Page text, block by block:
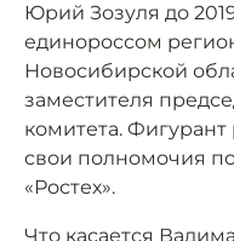
Юрий Зозуля до
единороссом
Новосибирской
заместителя
комитета. Фигурант
свои полномочия
«Ростех».
Что касается